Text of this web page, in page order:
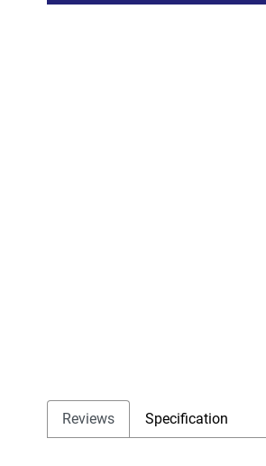
Reviews Specification